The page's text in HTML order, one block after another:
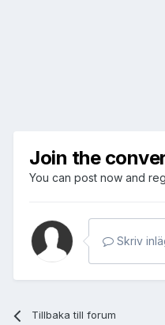
Join the
You can post now and
Skriv
Tillbaka till forum